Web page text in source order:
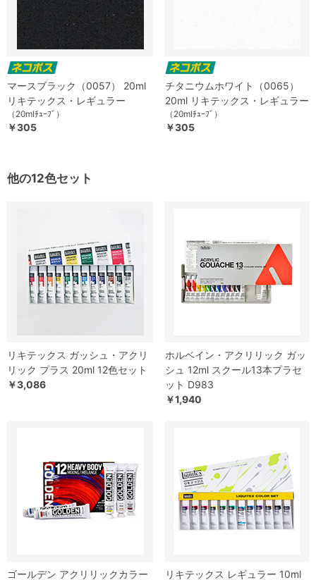
マースブラック（0057） 20ml
リキテックス・レギュラー
（20mlﾁｭｰﾌﾞ）
￥305
チタニウムホワイト（0065）
20ml リキテックス・レギュラー
（20mlﾁｭｰﾌﾞ）
￥305
他の12色セット
リキテックス ガッシュ・アクリ
リック プラス 20ml 12色セット
￥3,086
ホルベイン・アクリリック ガッ
シュ 12ml スクール13本プラセ
ット D983
￥1,940
ゴールデン アクリリックカラー リキテックス レギュラー 10ml